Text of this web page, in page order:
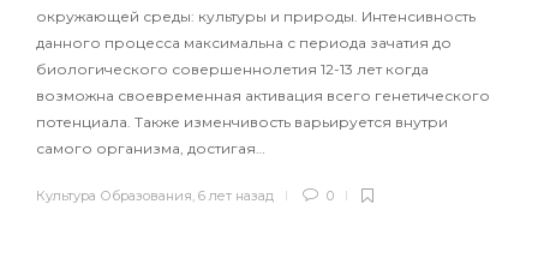
окружающей среды: культуры и природы. Интенсивность
данного процесса максимальна с периода зачатия до
биологического совершеннолетия 12-13 лет когда
возможна своевременная активация всего генетического
потенциала. Также изменчивость варьируется внутри
самого организма, достигая…
Культура Образования, 6 лет назад 0